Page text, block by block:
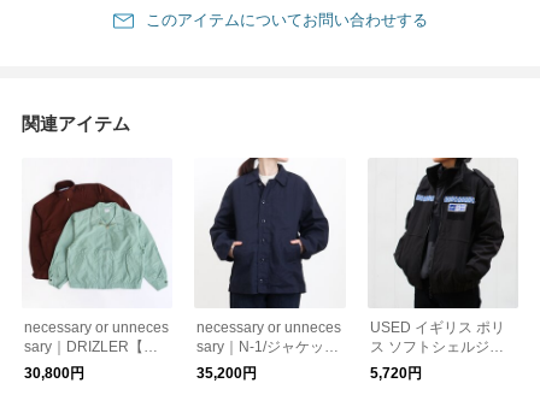
このアイテムについてお問い合わせする
関連アイテム
necessary or unneces
sary｜DRIZLER【全2
色】/ジャケット ジャ
ンバー
30,800円
necessary or unneces
sary｜N-1/ジャケット
ライトアウター コッ
トン
35,200円
USED イギリス ポリ
ス ソフトシェルジャ
ケット/ミリタリー
5,720円